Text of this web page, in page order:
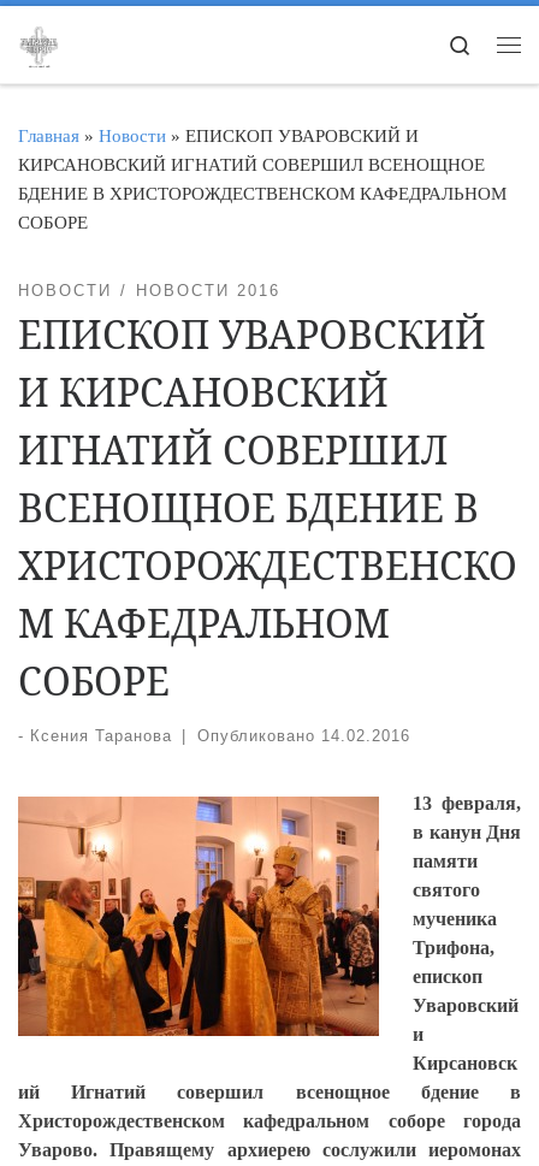
Перейти к содержимому
Search
Главная » Новости » ЕПИСКОП УВАРОВСКИЙ И
КИРСАНОВСКИЙ ИГНАТИЙ СОВЕРШИЛ ВСЕНОЩНОЕ
БДЕНИЕ В ХРИСТОРОЖДЕСТВЕНСКОМ КАФЕДРАЛЬНОМ
СОБОРЕ
НОВОСТИ НОВОСТИ 2016
ЕПИСКОП УВАРОВСКИЙ
И КИРСАНОВСКИЙ
ИГНАТИЙ СОВЕРШИЛ
ВСЕНОЩНОЕ БДЕНИЕ В
ХРИСТОРОЖДЕСТВЕНСКО
М КАФЕДРАЛЬНОМ
СОБОРЕ
- Ксения Таранова Опубликовано 14.02.2016
13 февраля,
в канун Дня
памяти
святого
мученика
Трифона,
епископ
Уваровский
и
Кирсановск
ий Игнатий совершил всенощное бдение в
Христорождественском кафедральном соборе города
Уварово. Правящему архиерею сослужили иеромонах